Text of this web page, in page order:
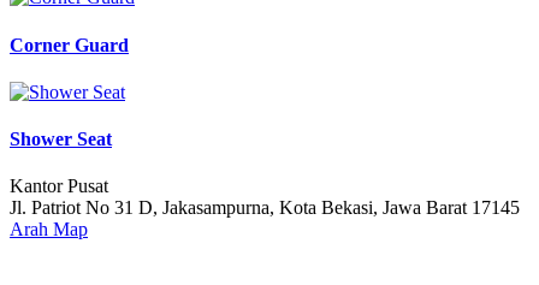
Corner Guard
Shower Seat
Kantor Pusat
Jl. Patriot No 31 D, Jakasampurna, Kota Bekasi, Jawa Barat 17145
Arah Map